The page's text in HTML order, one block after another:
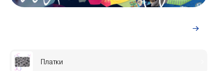
Платки